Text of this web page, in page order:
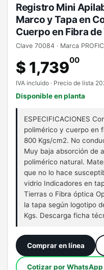
Registro Mini
Marco y Tapa en
Cuerpo en Fibra
Clave 70084 · Marca
$ 1,73900
IVA incluido · Precio de lista
Disponible en planta
ESPECIFICACIONES
polimérico y cuerpo en
800 Kgs/cm2. No
Muy baja absorción de
polimérico natural.
que no lo hace
vidrio Indicadores en
Tierras o Fibra óptica
la tapa según logotipo
Kgs. Descarga ficha
Comprar en línea
Cotizar por WhatsApp